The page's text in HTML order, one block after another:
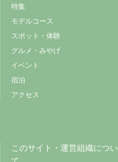
特集
モデルコース
スポット・体験
グルメ・みやげ
イベント
宿泊
アクセス
このサイト・運営組織につい